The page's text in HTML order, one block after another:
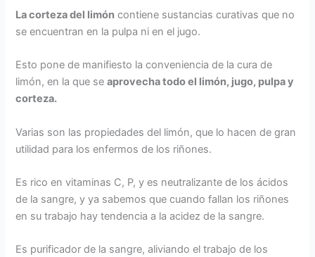
La corteza del limón contiene sustancias curativas que no
se encuentran en la pulpa ni en el jugo.
Esto pone de manifiesto la conveniencia de la cura de
limón, en la que seaprovecha todo el limón, jugo, pulpa y
corteza.
Varias son las propiedades del limón, que lo hacen de gran
utilidad para los enfermos de los riñones.
Es rico en vitaminas C, P, y es neutralizante de los ácidos
de la sangre, y ya sabemos que cuando fallan los riñones
en su trabajo hay tendencia a la acidez de la sangre.
Es purificador de la sangre, aliviando el trabajo de los